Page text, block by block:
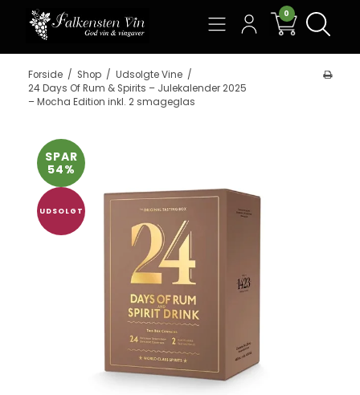
0
Forside / Shop / Udsolgte Vine /
24 Days Of Rum & Spirits – Julekalender 2025
– Mocha Edition inkl. 2 smageglas
SPAR
54%
UDSOLGT